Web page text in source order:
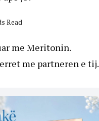
Read
me Meritonin.
me partneren e tij.